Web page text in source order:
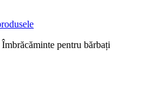
Îmbrăcăminte pentru bărbați